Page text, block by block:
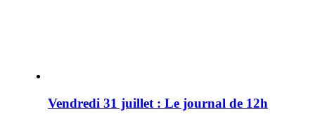
Vendredi 31 juillet : Le journal de 12h